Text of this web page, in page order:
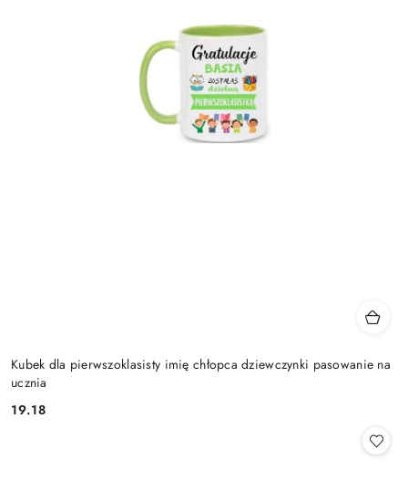
Kubek dla pierwszoklasisty imię chłopca dziewczynki pasowanie na
ucznia
Cena:
19.18